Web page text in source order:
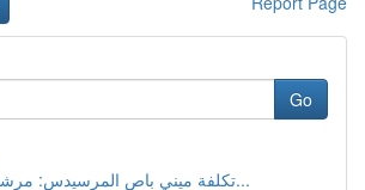
Go
تكلفة ميني باص المرسيدس: مرشد كامل و ا...